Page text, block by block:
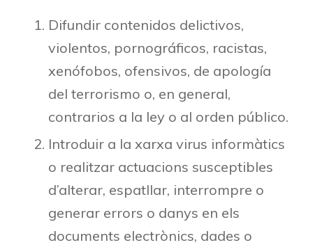
Difundir contenidos delictivos,
violentos, pornográficos, racistas,
xenófobos, ofensivos, de apología
del terrorismo o, en general,
contrarios a la ley o al orden público.
Introduir a la xarxa virus informàtics
o realitzar actuacions susceptibles
d’alterar, espatllar, interrompre o
generar errors o danys en els
documents electrònics, dades o